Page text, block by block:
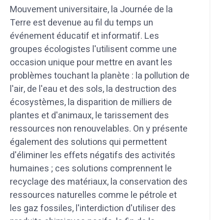
Mouvement universitaire, la Journée de la
Terre est devenue au fil du temps un
événement éducatif et informatif. Les
groupes écologistes l'utilisent comme une
occasion unique pour mettre en avant les
problèmes touchant la planète : la pollution de
l'air, de l'eau et des sols, la destruction des
écosystèmes, la disparition de milliers de
plantes et d'animaux, le tarissement des
ressources non renouvelables. On y présente
également des solutions qui permettent
d'éliminer les effets négatifs des activités
humaines ; ces solutions comprennent le
recyclage des matériaux, la conservation des
ressources naturelles comme le pétrole et
les gaz fossiles, l'interdiction d'utiliser des